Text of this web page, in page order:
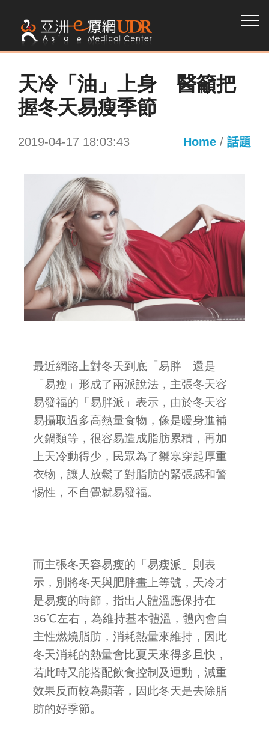
天冷「油」上身 醫籲把
握冬天易瘦季節
2019-04-17 18:03:43 Home / 話題
最近網路上對冬天到底「易胖」還是
「易瘦」形成了兩派說法，主張冬天容
易發福的「易胖派」表示，由於冬天容
易攝取過多高熱量食物，像是暖身進補
火鍋類等，很容易造成脂肪累積，再加
上天冷動得少，民眾為了禦寒穿起厚重
衣物，讓人放鬆了對脂肪的緊張感和警
惕性，不自覺就易發福。
而主張冬天容易瘦的「易瘦派」則表
示，別將冬天與肥胖畫上等號，天冷才
是易瘦的時節，指出人體溫應保持在
36℃左右，為維持基本體溫，體內會自
主性燃燒脂肪，消耗熱量來維持，因此
冬天消耗的熱量會比夏天來得多且快，
若此時又能搭配飲食控制及運動，減重
效果反而較為顯著，因此冬天是去除脂
肪的好季節。